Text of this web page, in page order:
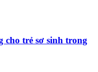
cho trẻ sơ sinh trong